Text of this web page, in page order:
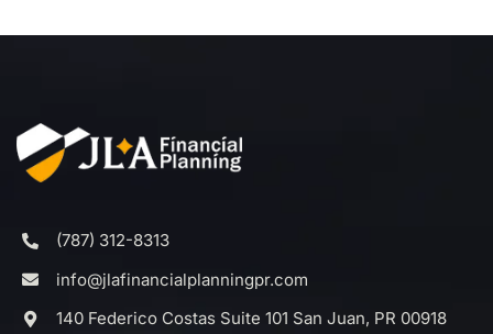
(787) 312-8313
info@jlafinancialplanningpr.com
140 Federico Costas Suite 101 San Juan, PR 00918